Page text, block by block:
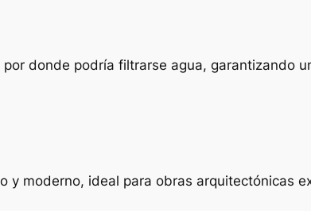
donde podría filtrarse agua, garantizando
y moderno, ideal para obras arquitectónicas